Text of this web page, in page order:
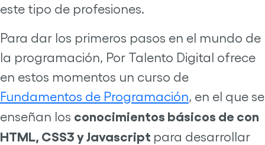
este tipo de profesiones.
Para dar los primeros pasos en el mundo de
la programación, Por Talento Digital ofrece
en estos momentos un curso de
Fundamentos de Programación, en el que se
enseñan los conocimientos básicos de con
HTML, CSS3 y Javascript para desarrollar